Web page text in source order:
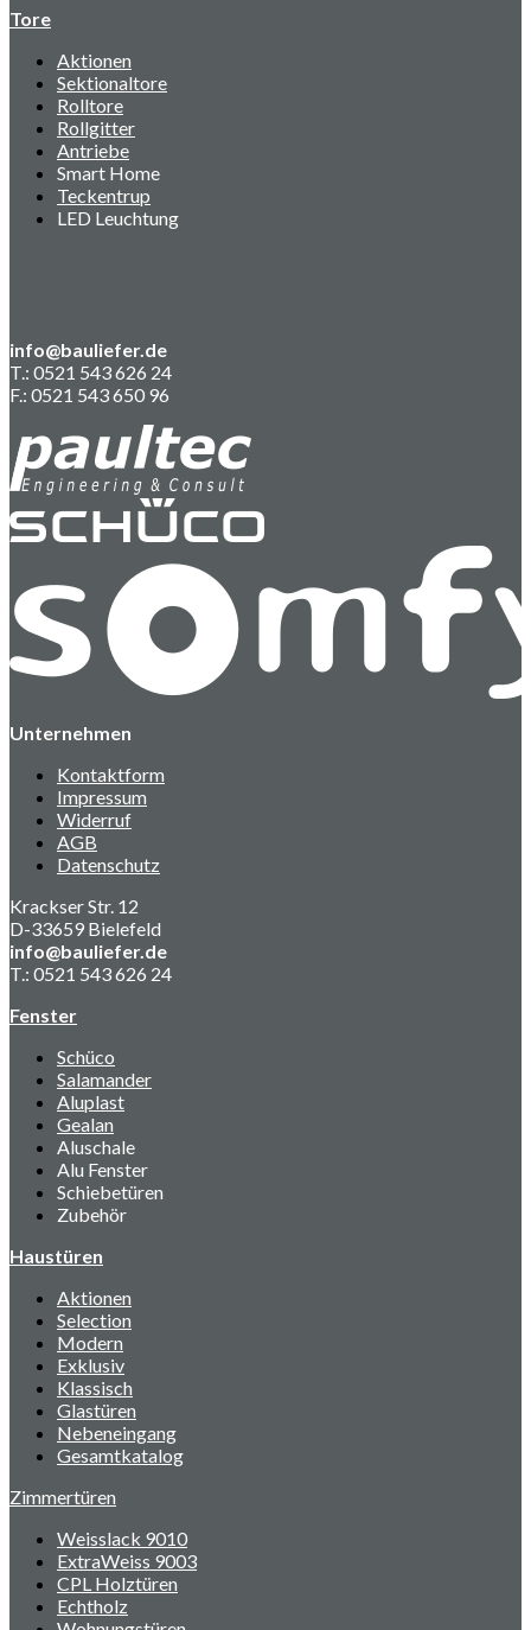
Tore
Aktionen
Sektionaltore
Rolltore
Rollgitter
Antriebe
Smart Home
Teckentrup
LED Leuchtung
info@bauliefer.de
T.: 0521 543 626 24
F.: 0521 543 650 96
Unternehmen
Kontaktform
Impressum
Widerruf
AGB
Datenschutz
Krackser Str. 12
D-33659 Bielefeld
info@bauliefer.de
T.: 0521 543 626 24
Fenster
Schüco
Salamander
Aluplast
Gealan
Aluschale
Alu Fenster
Schiebetüren
Zubehör
Haustüren
Aktionen
Selection
Modern
Exklusiv
Klassisch
Glastüren
Nebeneingang
Gesamtkatalog
Zimmertüren
Weisslack 9010
ExtraWeiss 9003
CPL Holztüren
Echtholz